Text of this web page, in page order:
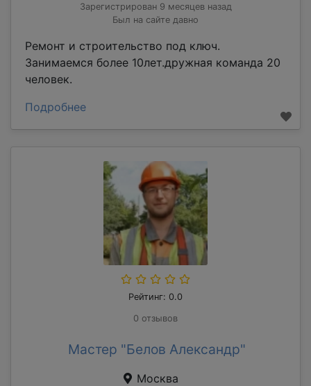
Зарегистрирован 9 месяцев назад
Был на сайте давно
Ремонт и строительство под ключ.
Занимаемся более 10лет.дружная команда 20
человек.
Подробнее
Рейтинг: 0.0
0 отзывов
Мастер "Белов Александр"
Москва